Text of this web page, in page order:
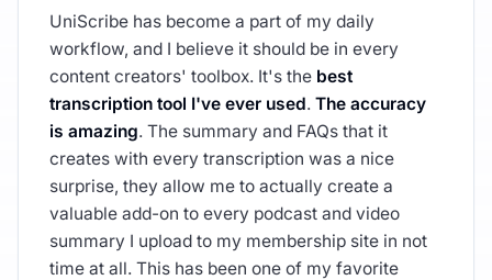
UniScribe has become a part of my daily
workflow, and I believe it should be in every
content creators' toolbox. It's the best
transcription tool I've ever used. The accuracy
is amazing. The summary and FAQs that it
creates with every transcription was a nice
surprise, they allow me to actually create a
valuable add-on to every podcast and video
summary I upload to my membership site in not
time at all. This has been one of my favorite